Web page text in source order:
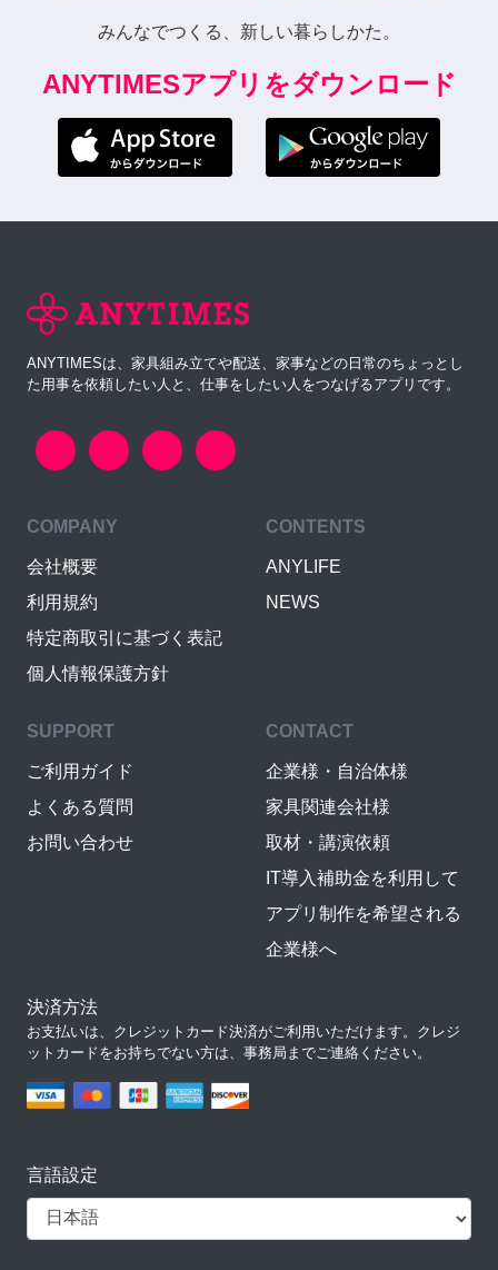
みんなでつくる、新しい暮らしかた。
ANYTIMESアプリをダウンロード
ANYTIMESは、家具組み立てや配送、家事などの日常のちょっとし
た用事を依頼したい人と、仕事をしたい人をつなげるアプリです。
COMPANY
会社概要
利用規約
特定商取引に基づく表記
個人情報保護方針
CONTENTS
ANYLIFE
NEWS
SUPPORT
ご利用ガイド
よくある質問
お問い合わせ
CONTACT
企業様・自治体様
家具関連会社様
取材・講演依頼
IT導入補助金を利用して
アプリ制作を希望される
企業様へ
決済方法
お支払いは、クレジットカード決済がご利用いただけます。クレジ
ットカードをお持ちでない方は、事務局までご連絡ください。
言語設定